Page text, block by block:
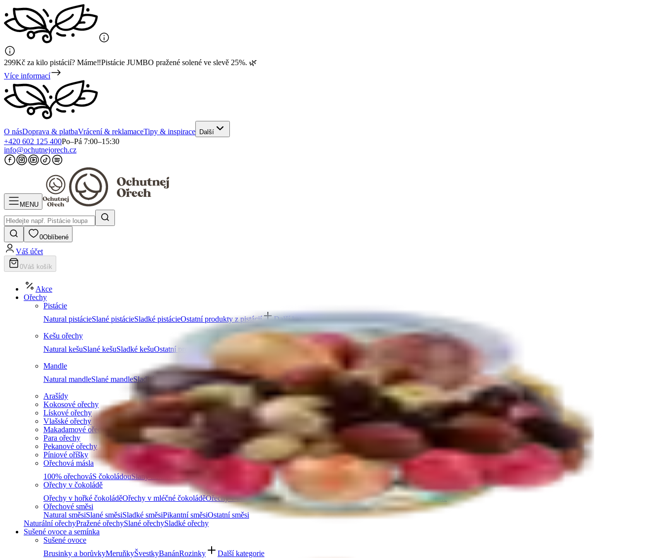
299Kč za kilo pistácií? Máme‼️Pistácie JUMBO pražené solené ve slevě 25%. 🌿
Více informací
O násDoprava & platbaVrácení & reklamaceTipy & inspirace Další
+420 602 125 400Po–Pá 7:00–15:30
info@ochutnejorech.cz
MENU
0Oblíbené
Váš účet
0Váš košík
Akce
Ořechy
Pistácie
Natural pistácieSlané pistácieSladké pistácieOstatní produkty z pistácií
Další kategorie
Kešu ořechy
Natural kešuSlané kešuSladké kešuOstatní produkty z kešu
Mandle
Natural mandleSlané mandleSladké mandle Ostatní produkty z mandlí
Další kategorie
Arašídy
Kokosové ořechy
Lískové ořechy
Vlašské ořechy
Makadamové ořechy
Para ořechy
Pekanové ořechy
Píniové oříšky
Ořechová másla
100% ořechováS čokoládouSlaný karamel Ostatní másla a pasty
Další kategorie
Ořechy v čokoládě
Ořechy v hořké čokoláděOřechy v mléčné čokoláděOřechy v bílé čokoláděOřechy se skořicíOřechy v tiramisu
Další kategorie
Ořechové směsi
Natural směsiSlané směsiSladké směsiPikantní směsiOstatní směsi
Naturální ořechyPražené ořechySlané ořechySladké ořechy
Sušené ovoce a semínka
Sušené ovoce
Brusinky a borůvkyMeruňkyŠvestkyBanánRozinky
Další kategorie